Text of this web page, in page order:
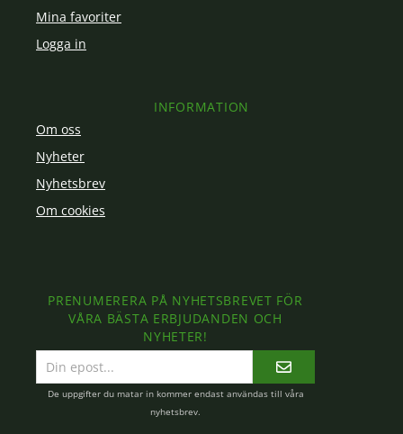
Mina favoriter
Logga in
INFORMATION
Om oss
Nyheter
Nyhetsbrev
Om cookies
PRENUMERERA PÅ NYHETSBREVET FÖR
VÅRA BÄSTA ERBJUDANDEN OCH
NYHETER!
postadress
De uppgifter du matar in kommer endast användas till våra
nyhetsbrev.